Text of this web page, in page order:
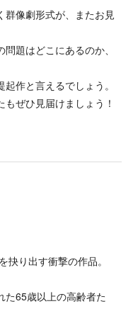
群像劇形式が、またお見
題はどこにあるのか、
作と言えるでしょう。
ぜひ見届けましょう！
り出す衝撃の作品。
た65歳以上の高齢者た